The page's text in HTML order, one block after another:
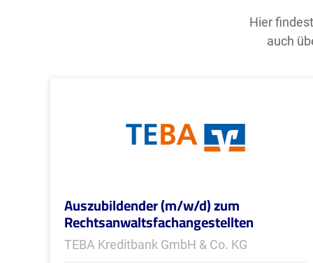
Hier
auch
Auszubildender (m/w/d) zum
Rechtsanwaltsfachangestellten
TEBA Kreditbank GmbH & Co. KG